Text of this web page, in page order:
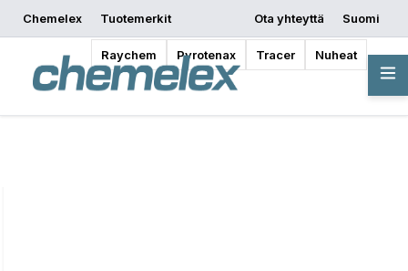
Chemelex Tuotemerkit
Raychem Pyrotenax Tracer Nuheat
Ota yhteyttä
Suomi
Pyydä tarjous
Mistä ostaa Aloita suunnittelu
Yleiskatsaus